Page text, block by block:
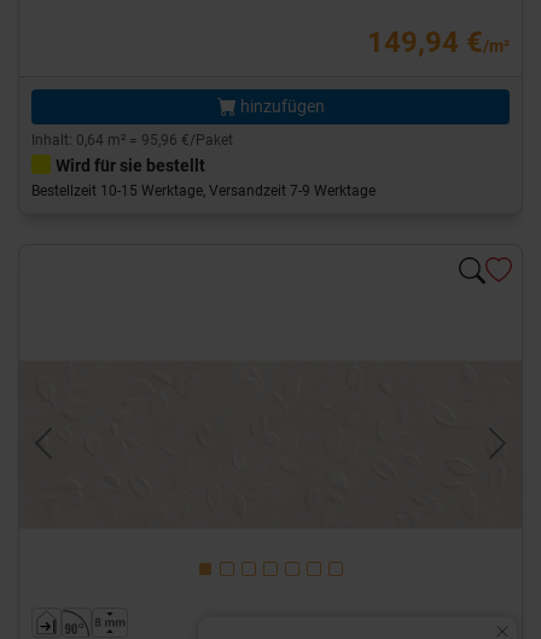
149,94 €/m²
hinzufügen
Inhalt: 0,64 m² = 95,96 €/Paket
Wird für sie bestellt
Bestellzeit 10-15 Werktage, Versandzeit 7-9 Werktage
Next